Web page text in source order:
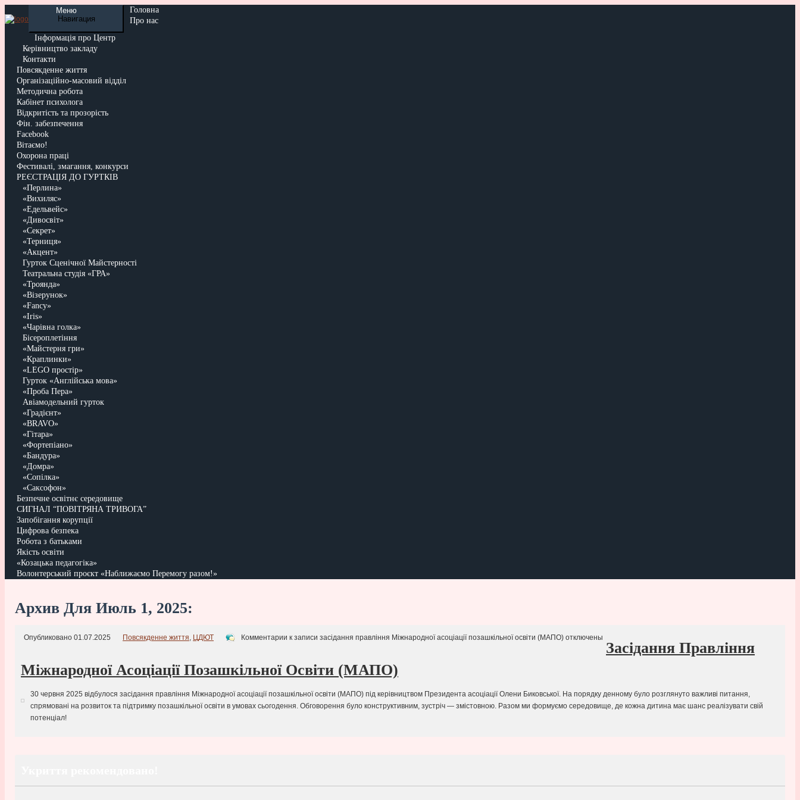
Навигация
Меню
Головна
Про нас
Інформація про Центр
Керівництво закладу
Контакти
Повсякденне життя
Організаційно-масовий відділ
Методична робота
Кабінет психолога
Відкритість та прозорість
Фін. забезпечення
Facebook
Вітаємо!
Охорона праці
Фестивалі, змагання, конкурси
РЕЄСТРАЦІЯ ДО ГУРТКІВ
«Перлина»
«Вихиляс»
«Едельвейс»
«Дивосвіт»
«Секрет»
«Терниця»
«Акцент»
Гурток Сценічної Майстерності
Театральна студія «ГРА»
«Троянда»
«Візерунок»
«Fancy»
«Iris»
«Чарівна голка»
Бісероплетіння
«Майстерня гри»
«Краплинки»
«LEGO простір»
Гурток «Англійська мова»
«Проба Пера»
Авіамодельний гурток
«Градієнт»
«BRAVO»
«Гітара»
«Фортепіано»
«Бандура»
«Домра»
«Сопілка»
«Саксофон»
Безпечне освітнє середовище
СИГНАЛ “ПОВІТРЯНА ТРИВОГА”
Запобігання корупції
Цифрова безпека
Робота з батьками
Якість освіти
«Козацька педагогіка»
Волонтерський проєкт «Наближаємо Перемогу разом!»
Архив Для Июль 1, 2025:
Опубликовано 01.07.2025 Повсякденне життя, ЦДЮТ Комментарии к записи засідання правління Міжнародної асоціації позашкільної освіти (МАПО) отключены
Засідання Правління
Міжнародної Асоціації Позашкільної Освіти (МАПО)
30 червня 2025 відбулося засідання правління Міжнародної асоціації позашкільної освіти (МАПО) під керівництвом Президента асоціації Олени Биковської. На порядку денному було розглянуто важливі питання,
спрямовані на розвиток та підтримку позашкільної освіти в умовах сьогодення. Обговорення було конструктивним, зустріч — змістовною. Разом ми формуємо середовище, де кожна дитина має шанс реалізувати свій
потенціал!